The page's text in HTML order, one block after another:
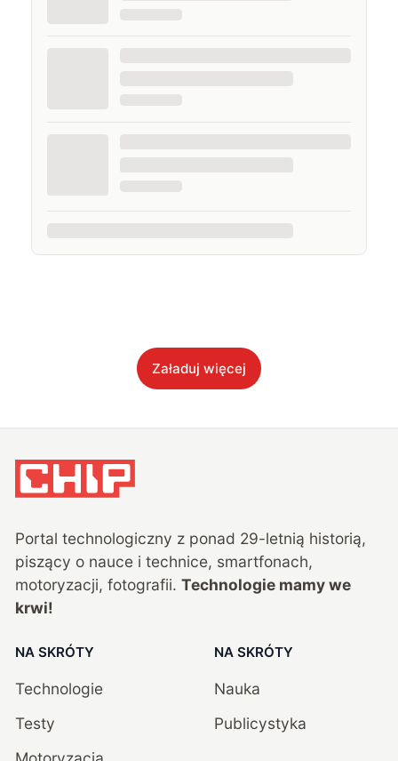
Załaduj więcej
Portal technologiczny z ponad 29-letnią historią,
piszący o nauce i technice, smartfonach,
motoryzacji, fotografii. Technologie mamy we
krwi!
NA SKRÓTY
Technologie
Testy
NA SKRÓTY
Nauka
Publicystyka